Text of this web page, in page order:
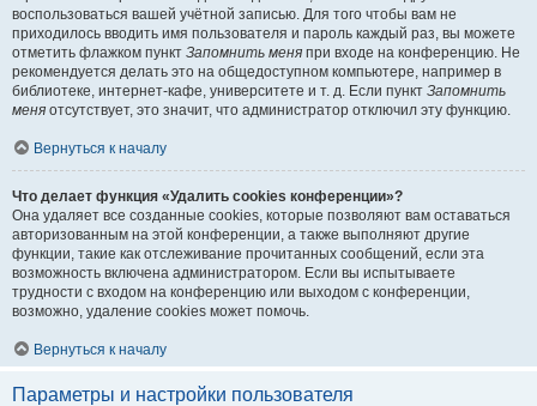
воспользоваться вашей учётной записью. Для того чтобы вам не
приходилось вводить имя пользователя и пароль каждый раз, вы можете
отметить флажком пункт Запомнить меня при входе на конференцию. Не
рекомендуется делать это на общедоступном компьютере, например в
библиотеке, интернет-кафе, университете и т. д. Если пункт Запомнить
меня отсутствует, это значит, что администратор отключил эту функцию.
Вернуться к началу
Что делает функция «Удалить cookies конференции»?
Она удаляет все созданные cookies, которые позволяют вам оставаться
авторизованным на этой конференции, а также выполняют другие
функции, такие как отслеживание прочитанных сообщений, если эта
возможность включена администратором. Если вы испытываете
трудности с входом на конференцию или выходом с конференции,
возможно, удаление cookies может помочь.
Вернуться к началу
Параметры и настройки пользователя